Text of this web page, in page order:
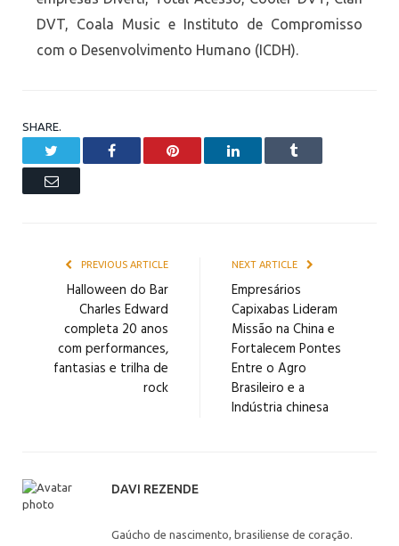
DVT, Coala Music e Instituto de Compromisso
com o Desenvolvimento Humano (ICDH).
SHARE.
Facebook Pinterest LinkedIn Tumblr
Email
PREVIOUS ARTICLE
Halloween do Bar
Charles Edward
completa 20 anos
com performances,
fantasias e trilha de
rock
NEXT ARTICLE
Empresários
Capixabas Lideram
Missão na China e
Fortalecem Pontes
Entre o Agro
Brasileiro e a
Indústria chinesa
DAVI REZENDE
Gaúcho de nascimento, brasiliense de coração.